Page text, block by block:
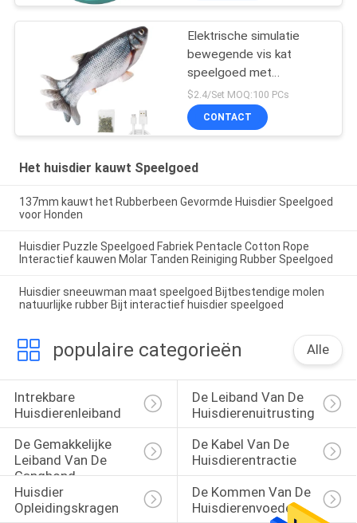
Elektrische simulatie
bewegende vis kat
speelgoed met
kattenkruid
$2.4/Set MOQ:100 PCs
CONTACT
Het huisdier kauwt Speelgoed
137mm kauwt het Rubberbeen Gevormde Huisdier Speelgoed
voor Honden
Huisdier Puzzle Speelgoed Fabriek Pentacle Cotton Rope
Interactief kauwen Molar Tanden Reiniging Rubber Speelgoed
Huisdier sneeuwman maat speelgoed Bijtbestendige molen
natuurlijke rubber Bijt interactief huisdier speelgoed
populaire categorieën Alle
Intrekbare
Huisdierenleiband
De Leiband Van De
Huisdierenuitrusting
De Gemakkelijke
Leiband Van De
Ganghond
De Kabel Van De
Huisdierentractie
Huisdier
Opleidingskragen
De Kommen Van De
Huisdierenvoeder